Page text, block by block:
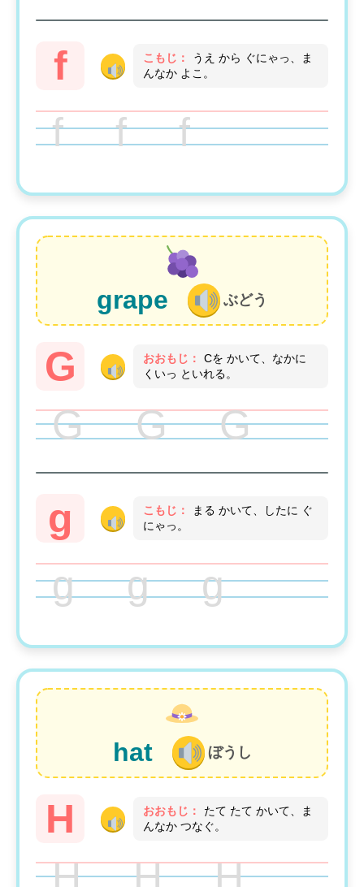
f こもじ：
うえ から ぐにゃっ、ま
んなか よこ。
f f f
grape ぶどう
G おおもじ：
Cを かいて、なかに
くいっ といれる。
G G G
g こもじ：
まる かいて、したに ぐ
にゃっ。
g g g
hat ぼうし
H おおもじ：
たて たて かいて、ま
んなか つなぐ。
H H H